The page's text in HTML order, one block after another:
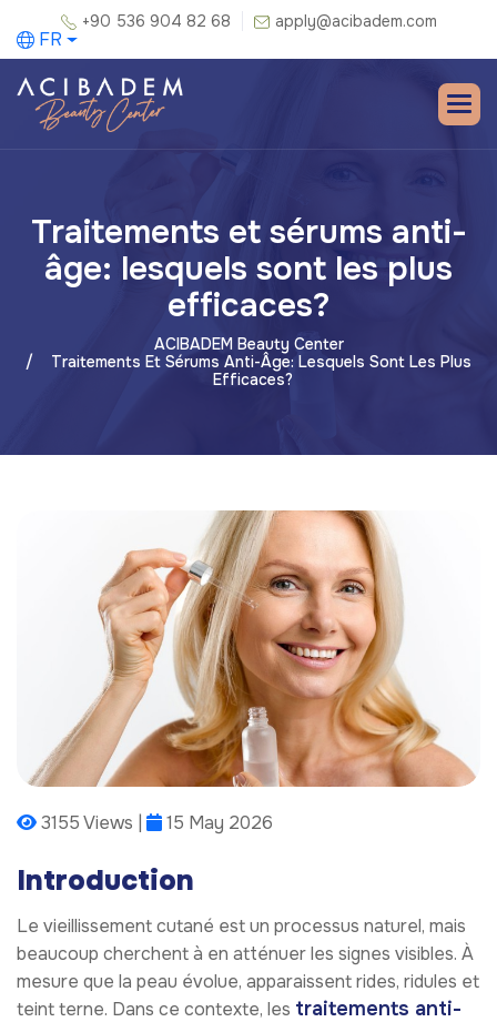
+90 536 904 82 68 apply@acibadem.com
FR
Traitements et sérums anti-
âge: lesquels sont les plus
efficaces?
ACIBADEM Beauty Center
Traitements Et Sérums Anti-Âge: Lesquels Sont Les Plus
Efficaces?
3155 Views | 15 May 2026
Introduction
Le vieillissement cutané est un processus naturel, mais
beaucoup cherchent à en atténuer les signes visibles. À
mesure que la peau évolue, apparaissent rides, ridules et
teint terne. Dans ce contexte, les traitements anti-